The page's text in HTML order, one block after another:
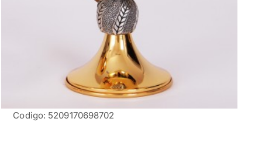
Codigo: 5209170698702